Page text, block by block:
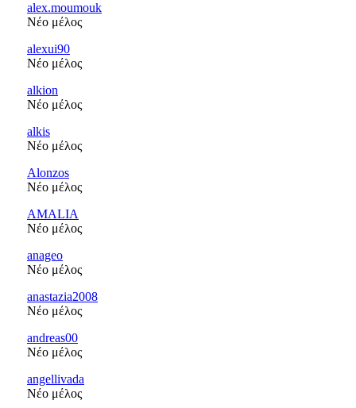
alex.moumouk
Νέο μέλος
alexui90
Νέο μέλος
alkion
Νέο μέλος
alkis
Νέο μέλος
Alonzos
Νέο μέλος
AMALIA
Νέο μέλος
anageo
Νέο μέλος
anastazia2008
Νέο μέλος
andreas00
Νέο μέλος
angellivada
Νέο μέλος